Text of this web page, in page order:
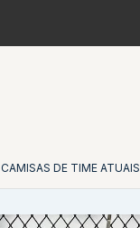
CAMISAS DE TIME ATUAIS